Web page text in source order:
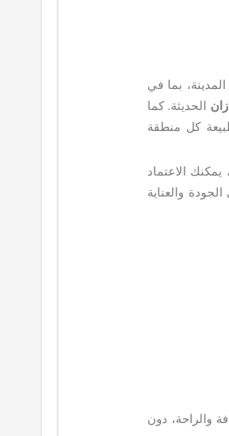
بما في
الحديثة. كما
كل منطقة
الاعتماد
والعناية
والراحة، دون